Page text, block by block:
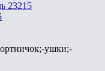
ушки;-